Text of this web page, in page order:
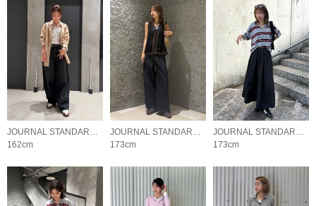
JOURNAL STANDARD LADYS
162cm
JOURNAL STANDARD LADYS
173cm
JOURNAL STANDARD LADYS
173cm